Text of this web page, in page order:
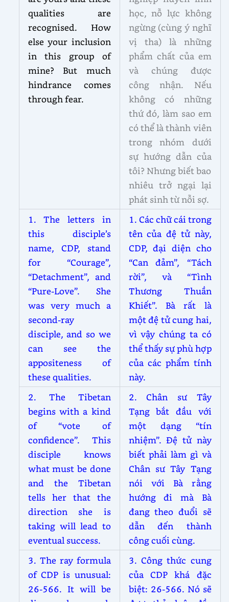
qualities are
recognised. How
else your inclusion
in this group of
mine? But much
hindrance comes
through fear.
học, nỗ lực không
ngừng (cùng ý nghĩ
vị tha) là những
phẩm chất của em
và chúng được
công nhận. Nếu
không có những
thứ đó, làm sao em
có thể là thành viên
trong nhóm dưới
sự hướng dẫn của
tôi? Nhưng biết bao
nhiêu trở ngại lại
phát sinh từ nỗi sợ.
1. The letters in
this disciple’s
name, CDP, stand
for “Courage”,
“Detachment”, and
“Pure-Love”. She
was very much a
second-ray
disciple, and so we
can see the
appositeness of
these qualities.
1. Các chữ cái trong
tên của đệ tử này,
CDP, đại diện cho
“Can đảm”, “Tách
rời”, và “Tình
Thương Thuần
Khiết”. Bà rất là
một đệ tử cung hai,
vì vậy chúng ta có
thể thấy sự phù hợp
của các phẩm tính
này.
2. The Tibetan
begins with a kind
of “vote of
confidence”. This
disciple knows
what must be done
and the Tibetan
tells her that the
direction she is
taking will lead to
eventual success.
2. Chân sư Tây
Tạng bắt đầu với
một dạng “tín
nhiệm”. Đệ tử này
biết phải làm gì và
Chân sư Tây Tạng
nói với Bà rằng
hướng đi mà Bà
đang theo đuổi sẽ
dẫn đến thành
công cuối cùng.
3. The ray formula
of CDP is unusual:
26-566. It will be
3. Công thức cung
của CDP khá đặc
biệt: 26-566. Nó sẽ